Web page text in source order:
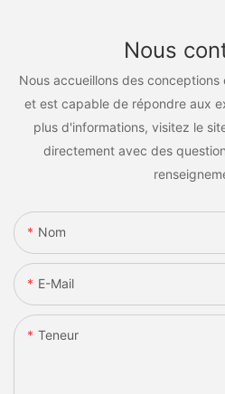
Nous
Nous accueillons des
et est capable de répondre aux
plus d'informations, visitez le
directement avec des
Nom
E-Mail
Teneur